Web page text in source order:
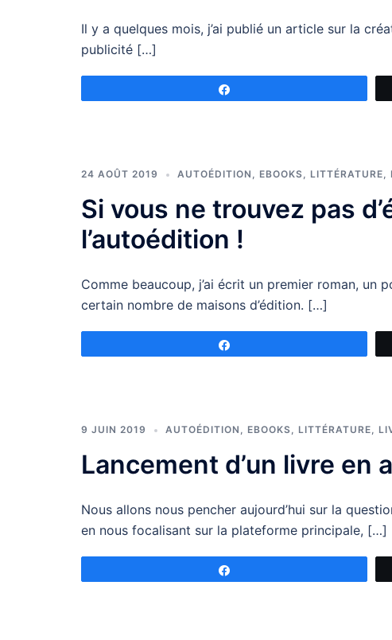
Il y a quelques mois, j’ai publié un article sur la
publicité […]
24 AOÛT 2019 AUTOÉDITION , EBOOKS, LITTÉRATURE,
Si vous ne trouvez pas
l’autoédition !
Comme beaucoup, j’ai écrit un premier roman, un
certain nombre de maisons d’édition. […]
9 JUIN 2019 AUTOÉDITION , EBOOKS, LITTÉRATURE,
Lancement d’un livre en
Nous allons nous pencher aujourd’hui sur la
en nous focalisant sur la plateforme principale, […]